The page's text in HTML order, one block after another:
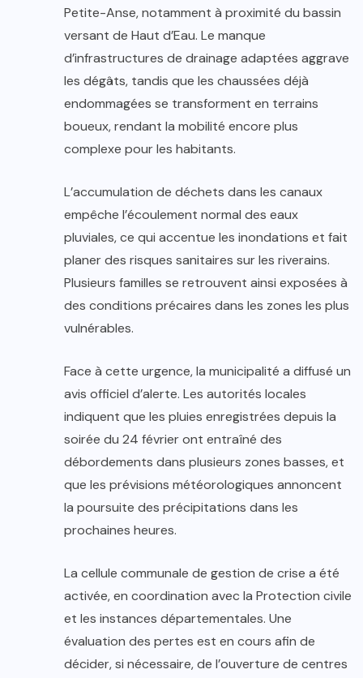
Petite-Anse, notamment à proximité du bassin
versant de Haut d’Eau. Le manque
d’infrastructures de drainage adaptées aggrave
les dégâts, tandis que les chaussées déjà
endommagées se transforment en terrains
boueux, rendant la mobilité encore plus
complexe pour les habitants.
L’accumulation de déchets dans les canaux
empêche l’écoulement normal des eaux
pluviales, ce qui accentue les inondations et fait
planer des risques sanitaires sur les riverains.
Plusieurs familles se retrouvent ainsi exposées à
des conditions précaires dans les zones les plus
vulnérables.
Face à cette urgence, la municipalité a diffusé un
avis officiel d’alerte. Les autorités locales
indiquent que les pluies enregistrées depuis la
soirée du 24 février ont entraîné des
débordements dans plusieurs zones basses, et
que les prévisions météorologiques annoncent
la poursuite des précipitations dans les
prochaines heures.
La cellule communale de gestion de crise a été
activée, en coordination avec la Protection civile
et les instances départementales. Une
évaluation des pertes est en cours afin de
décider, si nécessaire, de l’ouverture de centres